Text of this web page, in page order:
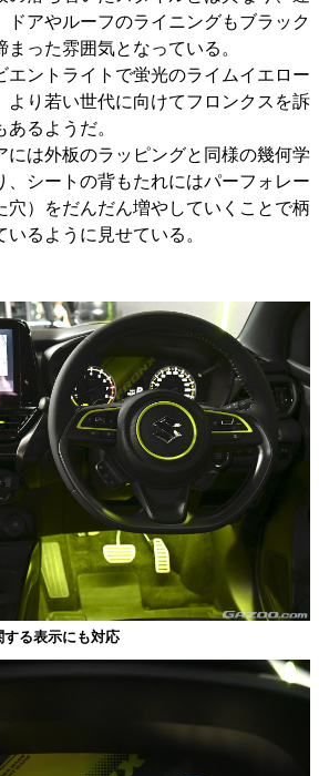
ドアやルーフのライニングもブラック
った雰囲気となっている。
エントライトで蛍光のライムイエロー
より若い世代に向けてフロンクスを訴
るようだ。
には外板のラッピングと同様の幾何学
、シートの背もたれにはパーフォレー
穴）をだんだん増やしていくことで柄
るように見せている。
る表示にも対応